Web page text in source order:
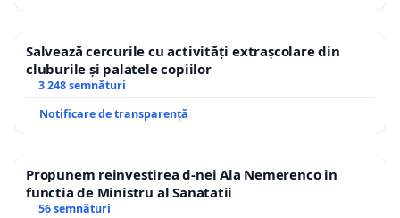
Salvează cercurile cu activități extrașcolare din
cluburile și palatele copiilor
3 248 semnături
Notificare de transparență
Propunem reinvestirea d-nei Ala Nemerenco in
functia de Ministru al Sanatatii
56 semnături